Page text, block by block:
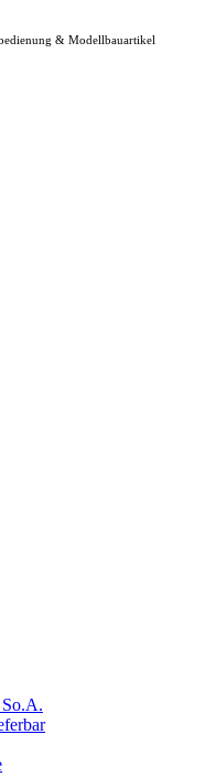
& Modellbauartikel